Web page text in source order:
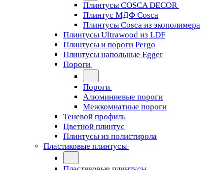
Плинтусы COSCA DECOR
Плинтус МДФ Cosca
Плинтусы Cosca из экополимера
Плинтусы Ultrawood из LDF
Плинтусы и пороги Pergo
Плинтусы напольные Egger
Пороги
Пороги
Алюминиевые пороги
Межкомнатные пороги
Теневой профиль
Цветной плинтус
Плинтусы из полистирола
Пластиковые плинтусы